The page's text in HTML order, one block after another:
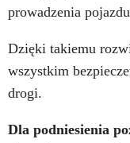
prowadzenia
Dzięki takiemu
wszystkim
drogi.
Dla podniesienia